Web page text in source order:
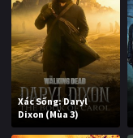
Xác Sống: Daryl
Dixon (Mùa 3)